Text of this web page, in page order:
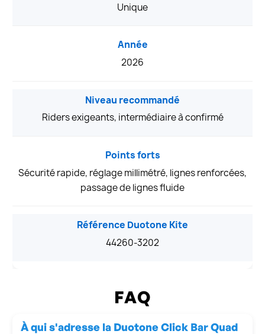
Unique
Année
2026
Niveau recommandé
Riders exigeants, intermédiaire à confirmé
Points forts
Sécurité rapide, réglage millimétré, lignes renforcées,
passage de lignes fluide
Référence Duotone Kite
44260-3202
FAQ
À qui s'adresse la Duotone Click Bar Quad